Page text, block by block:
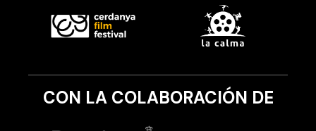
CON LA COLABORACIÓN DE